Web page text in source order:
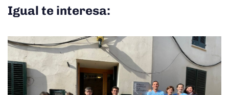
Igual te interesa: